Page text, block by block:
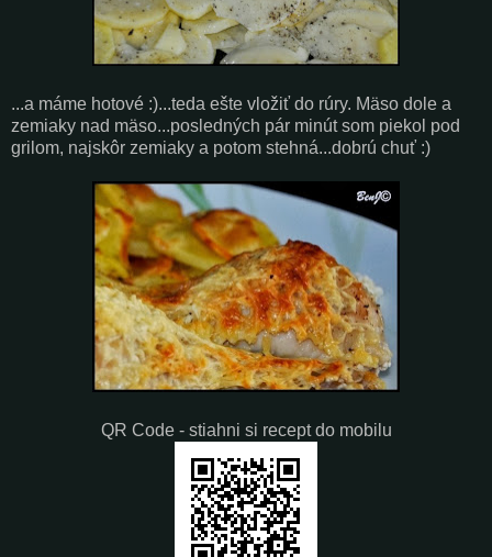
...a máme hotové :)...teda ešte vložiť do rúry. Mäso dole a
zemiaky nad mäso...posledných pár minút som piekol pod
grilom, najskôr zemiaky a potom stehná...dobrú chuť :)
QR Code - stiahni si recept do mobilu